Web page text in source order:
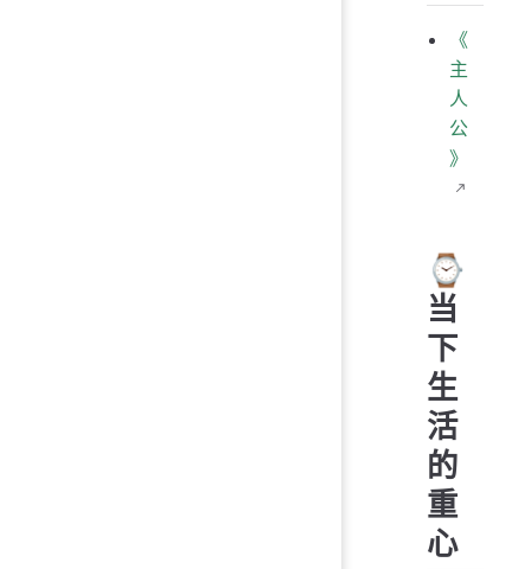
《
主
人
公
》
⌚️
当
下
生
活
的
重
心